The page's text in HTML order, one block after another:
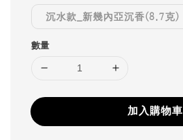
沉水款_新幾內亞沉香(8.7克)
數量
加入購物車